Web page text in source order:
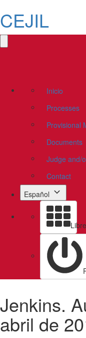
CEJIL
Inicio
Processes
Provisional
Documents
Judge and/
Contact
Español
Jenkins.
abril de